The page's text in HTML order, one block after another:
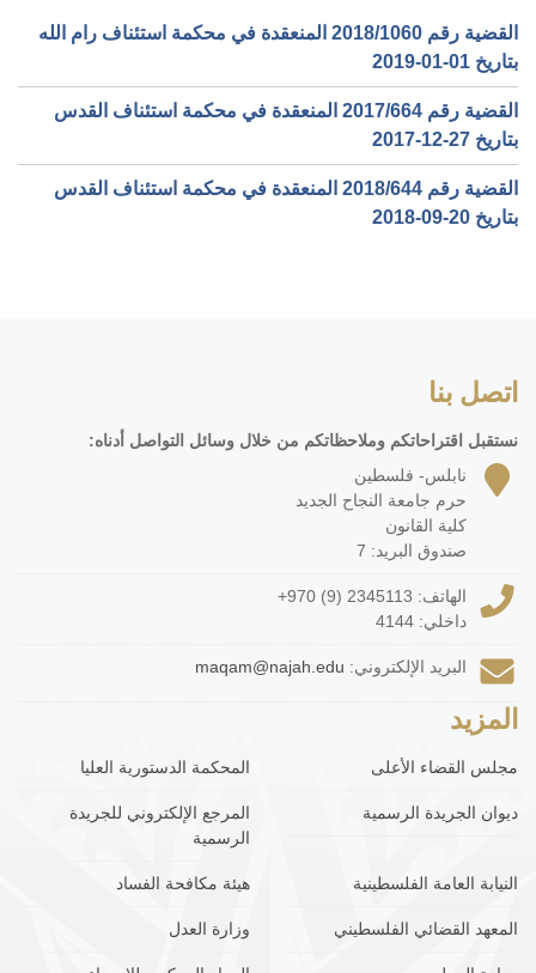
القضية رقم ‎1060‏/‎2018‏ المنعقدة في محكمة استئناف رام الله
بتاريخ ‎2019-01-01‏
القضية رقم ‎664‏/‎2017‏ المنعقدة في محكمة استئناف القدس
بتاريخ ‎2017-12-27‏
القضية رقم ‎644‏/‎2018‏ المنعقدة في محكمة استئناف القدس
بتاريخ ‎2018-09-20‏
اتصل بنا
نستقبل اقتراحاتكم وملاحظاتكم من خلال وسائل التواصل أدناه:
نابلس- فلسطين
حرم جامعة النجاح الجديد
كلية القانون
صندوق البريد: 7
الهاتف: +970 (9) 2345113
داخلي: 4144
البريد الإلكتروني: maqam@najah.edu
المزيد
مجلس القضاء الأعلى المحكمة الدستورية العليا
ديوان الجريدة الرسمية
المرجع الإلكتروني للجريدة
الرسمية
النيابة العامة الفلسطينية هيئة مكافحة الفساد
المعهد القضائي الفلسطيني وزارة العدل